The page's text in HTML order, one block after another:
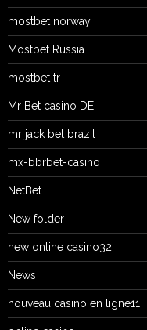
mostbet norway
Mostbet Russia
mostbet tr
Mr Bet casino DE
mr jack bet brazil
mx-bbrbet-casino
NetBet
New folder
new online casino32
News
nouveau casino en ligne11